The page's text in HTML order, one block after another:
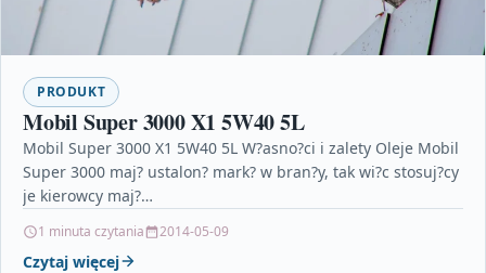
PRODUKT
Mobil Super 3000 X1 5W40 5L
Mobil Super 3000 X1 5W40 5L W?asno?ci i zalety Oleje Mobil
Super 3000 maj? ustalon? mark? w bran?y, tak wi?c stosuj?cy
je kierowcy maj?…
1 minuta czytania 2014-05-09
Czytaj więcej